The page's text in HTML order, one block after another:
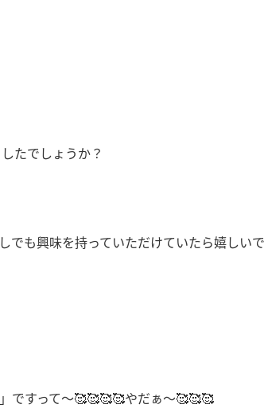
たでしょうか？
でも興味を持っていただけていたら嬉しいで
ですって〜🥰🥰🥰🥰やだぁ〜🥰🥰🥰